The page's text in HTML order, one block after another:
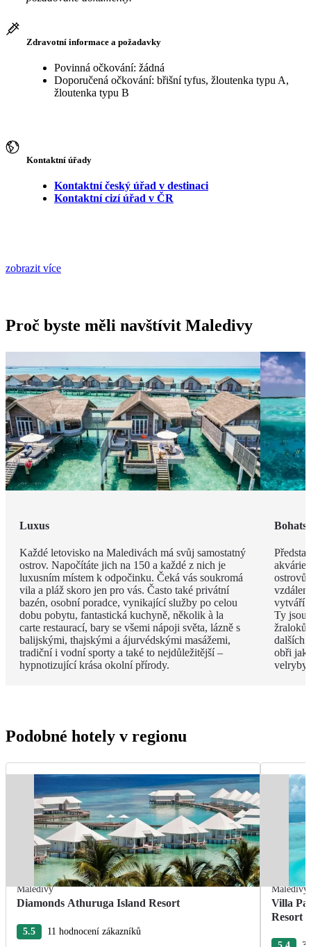
Zdravotní informace a požadavky
Povinná očkování: žádná
Doporučená očkování: břišní tyfus, žloutenka typu A,
žloutenka typu B
Kontaktní úřady
Kontaktní český úřad v destinaci
Kontaktní cizí úřad v ČR
zobrazit více
Proč byste měli navštívit Maledivy
Luxus
Každé letovisko na Maledivách má svůj samostatný
ostrov. Napočítáte jich na 150 a každé z nich je
luxusním místem k odpočinku. Čeká vás soukromá
vila a pláž skoro jen pro vás. Často také privátní
bazén, osobní poradce, vynikající služby po celou
dobu pobytu, fantastická kuchyně, několik à la
carte restaurací, bary se všemi nápoji světa, lázně s
balijskými, thajskými a ájurvédskými masážemi,
tradiční i vodní sporty a také to nejdůležitější –
hypnotizující krása okolní přírody.
ostrovů
vytváří
Ty jsou
dalších
obři
velryby.
Podobné hotely v regionu
Maledivy
Diamonds Athuruga Island Resort
5.5 11 hodnocení zákazníků
Maledivy
Villa
Resort